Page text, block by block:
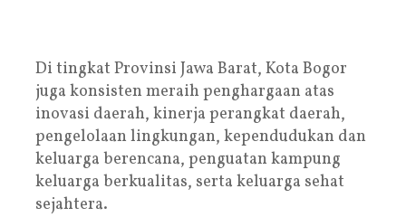
Di tingkat Provinsi Jawa Barat, Kota Bogor
juga konsisten meraih penghargaan atas
inovasi daerah, kinerja perangkat daerah,
pengelolaan lingkungan, kependudukan dan
keluarga berencana, penguatan kampung
keluarga berkualitas, serta keluarga sehat
sejahtera.